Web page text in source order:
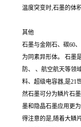
温度突变时,石墨的体
其他
石墨与金刚石、碳60
为同素异形体。 石墨
防、 、航空航天等领
料、超级电容器,是21
然石墨可分为鳞片石
墨和隐晶石墨应用更
得注意的是,随着大鳞